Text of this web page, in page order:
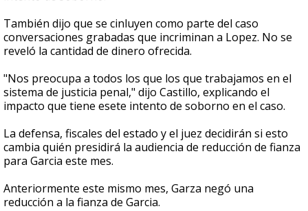
También dijo que se cinluyen como parte del caso
conversaciones grabadas que incriminan a Lopez. No se
reveló la cantidad de dinero ofrecida.
"Nos preocupa a todos los que los que trabajamos en el
sistema de justicia penal," dijo Castillo, explicando el
impacto que tiene esete intento de soborno en el caso.
La defensa, fiscales del estado y el juez decidirán si esto
cambia quién presidirá la audiencia de reducción de fianza
para Garcia este mes.
Anteriormente este mismo mes, Garza negó una
reducción a la fianza de Garcia.